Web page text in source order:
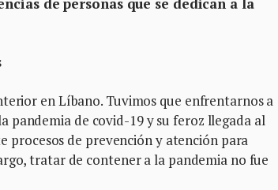
de personas que se dedican a la
en Líbano. Tuvimos que enfrentarnos a
pandemia de covid-19 y su feroz llegada al
de prevención y atención para
tratar de contener a la pandemia no fue